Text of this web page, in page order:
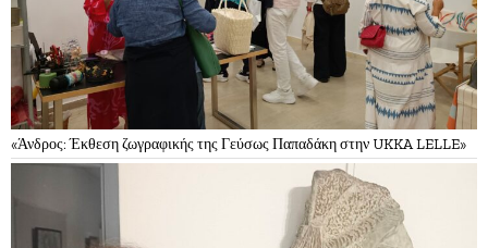
«Άνδρος: Έκθεση ζωγραφικής της Γεύσως Παπαδάκη στην UKKA LELLE»